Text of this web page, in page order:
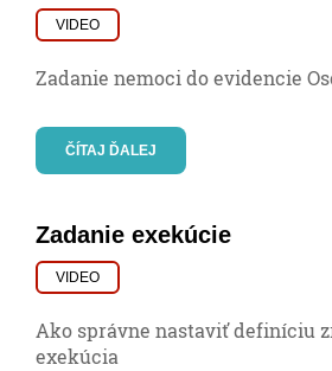
VIDEO
Zadanie nemoci do evidencie
ČÍTAJ ĎALEJ
Zadanie exekúcie
VIDEO
Ako správne nastaviť definíciu
exekúcia